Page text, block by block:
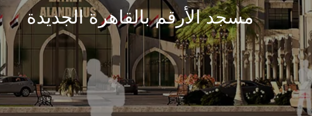
مسجد الأرقم بالقاهرة الجديدة